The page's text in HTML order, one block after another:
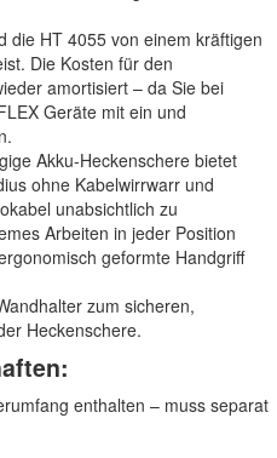
die HT 4055 von einem kräftigen
Die Kosten für den
amortisiert – da Sie bei
Geräte mit ein und
Akku-Heckenschere bietet
ohne Kabelwirrwarr und
unabsichtlich zu
Arbeiten in jeder Position
geformte Handgriff
zum sicheren,
Heckenschere.
enthalten – muss separat